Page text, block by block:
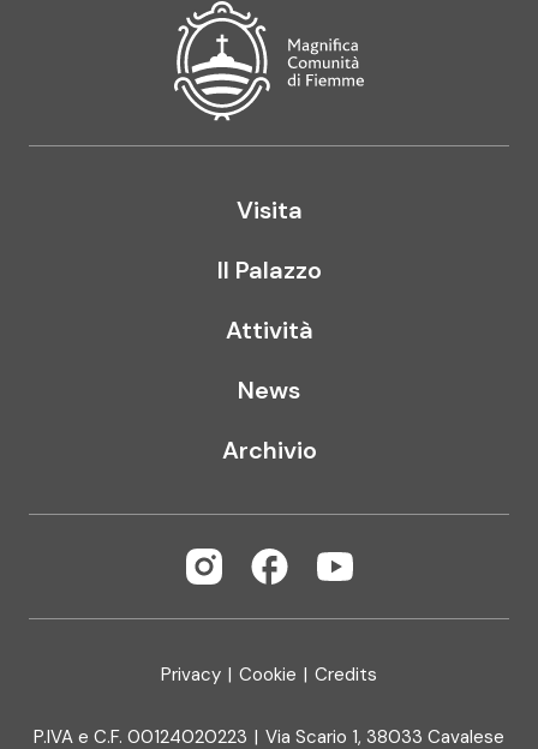
Magnifica Comunità di Fiemme
Visita
Il Palazzo
Attività
News
Archivio
P.IVA e C.F. 00124020223 | Via Scario 1, 38033 Cavalese
Privacy | Cookie | Credits